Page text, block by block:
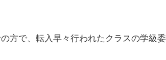
方で、転入早々行われたクラスの学級